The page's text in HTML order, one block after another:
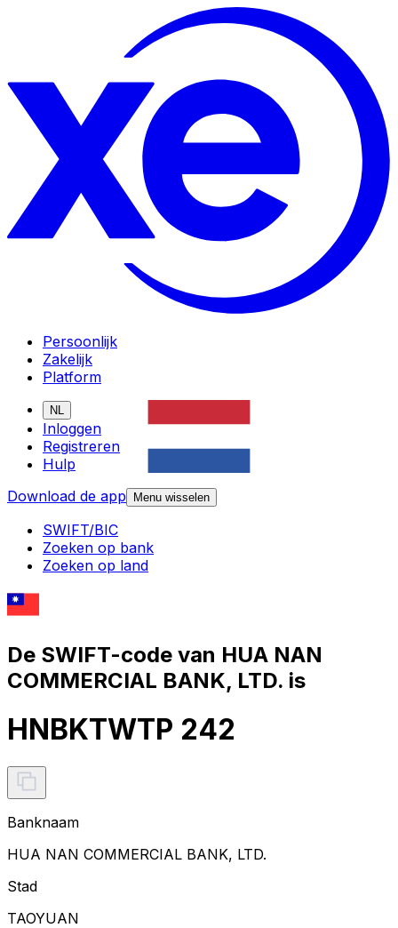
Persoonlijk
Zakelijk
Platform
NL
Inloggen
Registreren
Hulp
Download de app
Menu wisselen
SWIFT/BIC
Zoeken op bank
Zoeken op land
De SWIFT-code van HUA NAN
COMMERCIAL BANK, LTD. is
HNBKTWTP 242
Banknaam
HUA NAN COMMERCIAL BANK, LTD.
Stad
TAOYUAN